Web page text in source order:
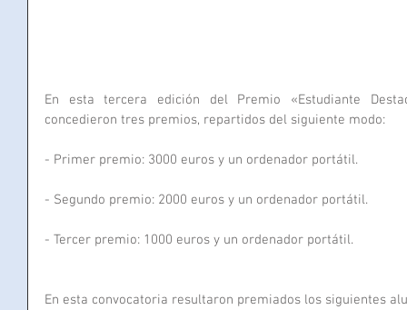
En esta tercera edición del Premio «Estudiante
concedieron tres premios, repartidos del siguiente modo:
- Primer premio: 3000 euros y un ordenador portátil.
- Segundo premio: 2000 euros y un ordenador portátil.
- Tercer premio: 1000 euros y un ordenador portátil.
En esta convocatoria resultaron premiados los siguientes